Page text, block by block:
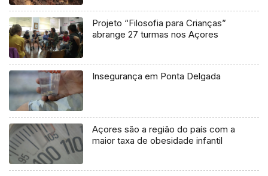
Projeto “Filosofia para Crianças”
abrange 27 turmas nos Açores
Insegurança em Ponta Delgada
Açores são a região do país com a
maior taxa de obesidade infantil